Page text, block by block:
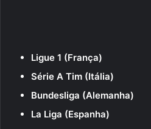
Ligue 1 (França)
Série A Tim (Itália)
Bundesliga (Alemanha)
La Liga (Espanha)